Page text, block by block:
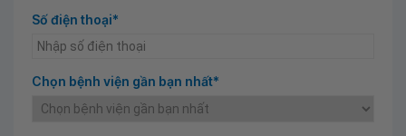
Số điện thoại*
Chọn bệnh viện gần bạn nhất*